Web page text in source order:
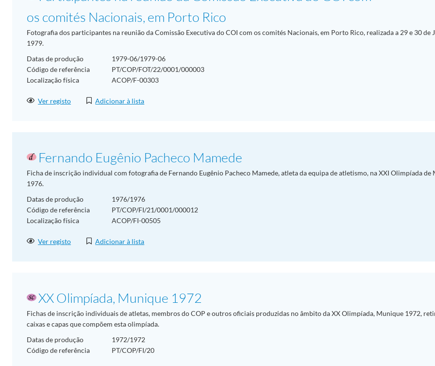
os comités Nacionais, em Porto Rico
Fotografia dos participantes na reunião da Comissão Executiva do COI com os comités Nacionais, em Porto Rico, realizada a 29 e 30 de
1979.
Datas de produção
1979-06/1979-06
Código de referência
PT/COP/FOT/22/0001/000003
Localização física
ACOP/F-00303
Ver registo Adicionar à lista
Fernando Eugênio Pacheco Mamede
Ficha de inscrição individual com fotografia de Fernando Eugênio Pacheco Mamede, atleta da equipa de atletismo, na XXI Olimpíada de
1976.
Datas de produção
1976/1976
Código de referência
PT/COP/FI/21/0001/000012
Localização física
ACOP/FI-00505
Ver registo Adicionar à lista
XX Olimpíada, Munique 1972
Fichas de inscrição individuais de atletas, membros do COP e outros oficiais produzidas no âmbito da XX Olimpíada, Munique 1972,
caixas e capas que compõem esta olimpíada.
Datas de produção
1972/1972
Código de referência
PT/COP/FI/20